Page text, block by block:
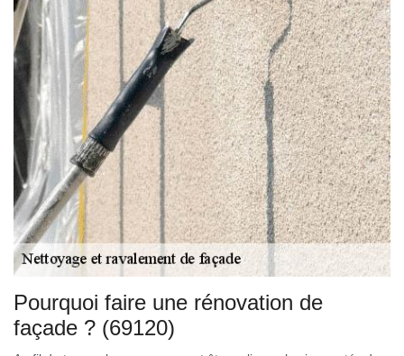
Pourquoi faire une rénovation de
façade ? (69120)